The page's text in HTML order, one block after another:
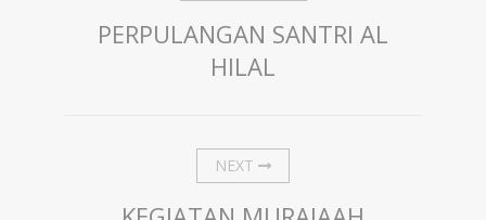
PERPULANGAN SANTRI AL
HILAL
NEXT